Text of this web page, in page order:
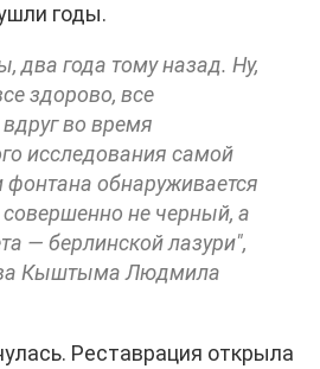
годы.
два года тому назад. Ну,
здорово, все
во время
исследования самой
обнаруживается
совершенно не черный, а
— берлинской лазури",
Кыштыма Людмила
Реставрация открыла